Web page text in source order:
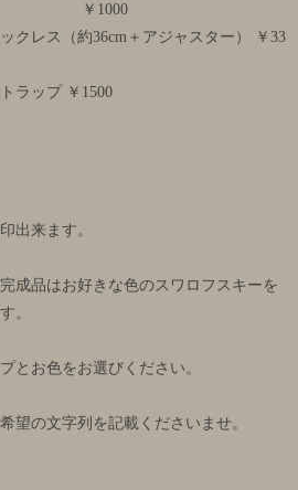
み ￥1000
クレス（約36cm＋アジャスター） ￥33
ラップ ￥1500
出来ます。
成品はお好きな色のスワロフスキーを
。
とお色をお選びください。
望の文字列を記載くださいませ。